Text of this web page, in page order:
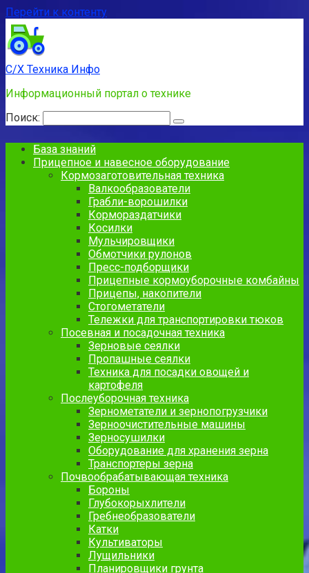
Перейти к контенту
С/Х Техника Инфо
Информационный портал о технике
Поиск:
База знаний
Прицепное и навесное оборудование
Кормозаготовительная техника
Валкообразователи
Грабли-ворошилки
Кормораздатчики
Косилки
Мульчировщики
Обмотчики рулонов
Пресс-подборщики
Прицепные кормоуборочные комбайны
Прицепы, накопители
Стогометатели
Тележки для транспортировки тюков
Посевная и посадочная техника
Зерновые сеялки
Пропашные сеялки
Техника для посадки овощей и
картофеля
Послеуборочная техника
Зернометатели и зернопогрузчики
Зерноочистительные машины
Зерносушилки
Оборудование для хранения зерна
Транспортеры зерна
Почвообрабатывающая техника
Бороны
Глубокорыхлители
Гребнеобразователи
Катки
Культиваторы
Лущильники
Планировщики грунта